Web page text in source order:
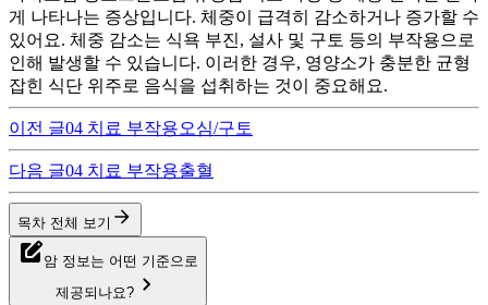
게 나타나는 증상입니다. 체중이 급격히 감소하거나 증가할 수
있어요. 체중 감소는 식욕 부진, 설사 및 구토 등의 부작용으로
인해 발생할 수 있습니다. 이러한 경우, 영양소가 충분한 균형
잡힌 식단 위주로 음식을 섭취하는 것이 중요해요.
이전 글04 치료 부작용오심/구토
다음 글04 치료 부작용출혈
목차 전체 보기
암 정보는 어떤 기준으로
제공되나요?